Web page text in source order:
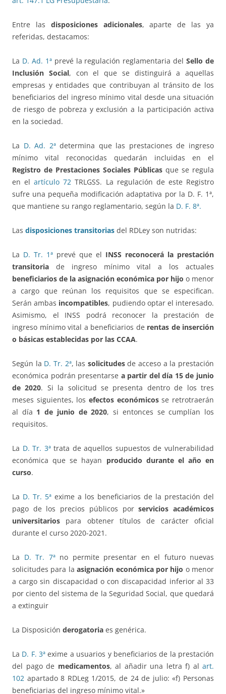
Entre las disposiciones adicionales, aparte de las ya
referidas, destacamos:
La D. Ad. 1ªprevé la regulación reglamentaria delSello de
Inclusión Social, con el que se distinguirá a aquellas
empresas y entidades que contribuyan al tránsito de los
beneficiarios del ingreso mínimo vital desde una situación
de riesgo de pobreza y exclusión a la participación activa
en la sociedad.
La D. Ad. 2ªdetermina que las prestaciones de ingreso
mínimo vital reconocidas quedarán incluidas en el
Registro de Prestaciones Sociales Públicas que se regula
en elartículo 72 TRLGSS. La regulación de este Registro
sufre una pequeña modificación adaptativa por la D. F. 1ª,
que mantiene su rango reglamentario, según la D. F. 8ª.
Las disposiciones transitorias del RDLey son nutridas:
La D. Tr. 1ª prevé que el INSS reconocerá la prestación
transitoria de ingreso mínimo vital a los actuales
beneficiarios de la asignación económica por hijo o menor
a cargo que reúnan los requisitos que se especifican.
Serán ambas incompatibles, pudiendo optar el interesado.
Asimismo, el INSS podrá reconocer la prestación de
ingreso mínimo vital a beneficiarios de rentas de inserción
o básicas establecidas por las CCAA.
Según la D. Tr. 2ª, las solicitudesde acceso a la prestación
económica podrán presentarse a partir del día 15 de junio
de 2020. Si la solicitud se presenta dentro de los tres
meses siguientes, los efectos económicosse retrotraerán
al día 1 de junio de 2020, si entonces se cumplían los
requisitos.
La D. Tr. 3ªtrata de aquellos supuestos de vulnerabilidad
económica que se hayan producido durante el año en
curso.
La D. Tr. 5ª exime a los beneficiarios de la prestación del
pago de los precios públicos porservicios académicos
universitarios para obtener títulos de carácter oficial
durante el curso 2020-2021.
La D. Tr. 7ªno permite presentar en el futuro nuevas
solicitudes para laasignación económica por hijo o menor
a cargo sin discapacidad o con discapacidad inferior al 33
por ciento del sistema de la Seguridad Social, que quedará
a extinguir
La Disposición derogatoria es genérica.
La D. F. 3ª exime a usuarios y beneficiarios de la prestación
del pago de medicamentos, al añadir una letra f) al art.
102 apartado 8 RDLeg 1/2015, de 24 de julio: «f) Personas
beneficiarias del ingreso mínimo vital.»